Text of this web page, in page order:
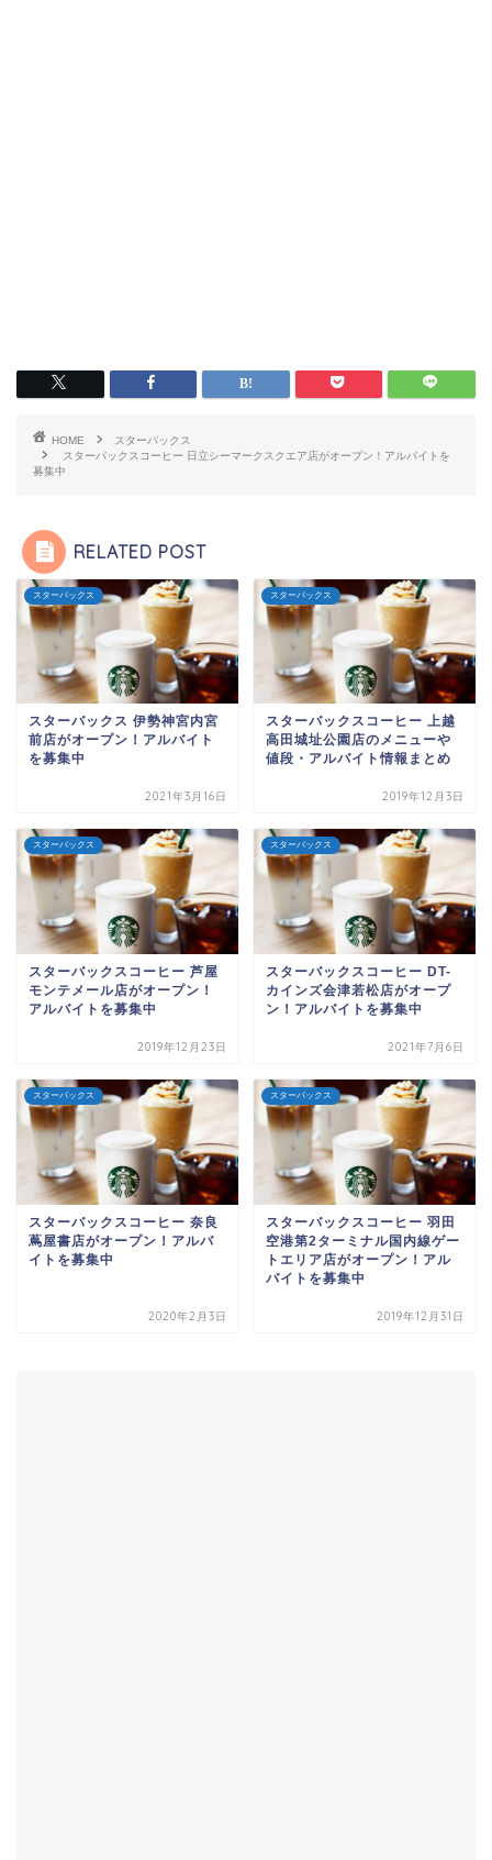
HOME
スターバックス
スターバックスコーヒー 日立シーマークスクエア店がオープン！アルバイトを
募集中
RELATED POST
スターバックス
スターバックス 伊勢神宮内宮
前店がオープン！アルバイト
を募集中
2021年3月16日
スターバックス
スターバックスコーヒー 上越
高田城址公園店のメニューや
値段・アルバイト情報まとめ
2019年12月3日
スターバックス
スターバックスコーヒー 芦屋
モンテメール店がオープン！
アルバイトを募集中
2019年12月23日
スターバックス
スターバックスコーヒー DT-
カインズ会津若松店がオープ
ン！アルバイトを募集中
2021年7月6日
スターバックス
スターバックスコーヒー 奈良
蔦屋書店がオープン！アルバ
イトを募集中
2020年2月3日
スターバックス
スターバックスコーヒー 羽田
空港第2ターミナル国内線ゲー
トエリア店がオープン！アル
バイトを募集中
2019年12月31日